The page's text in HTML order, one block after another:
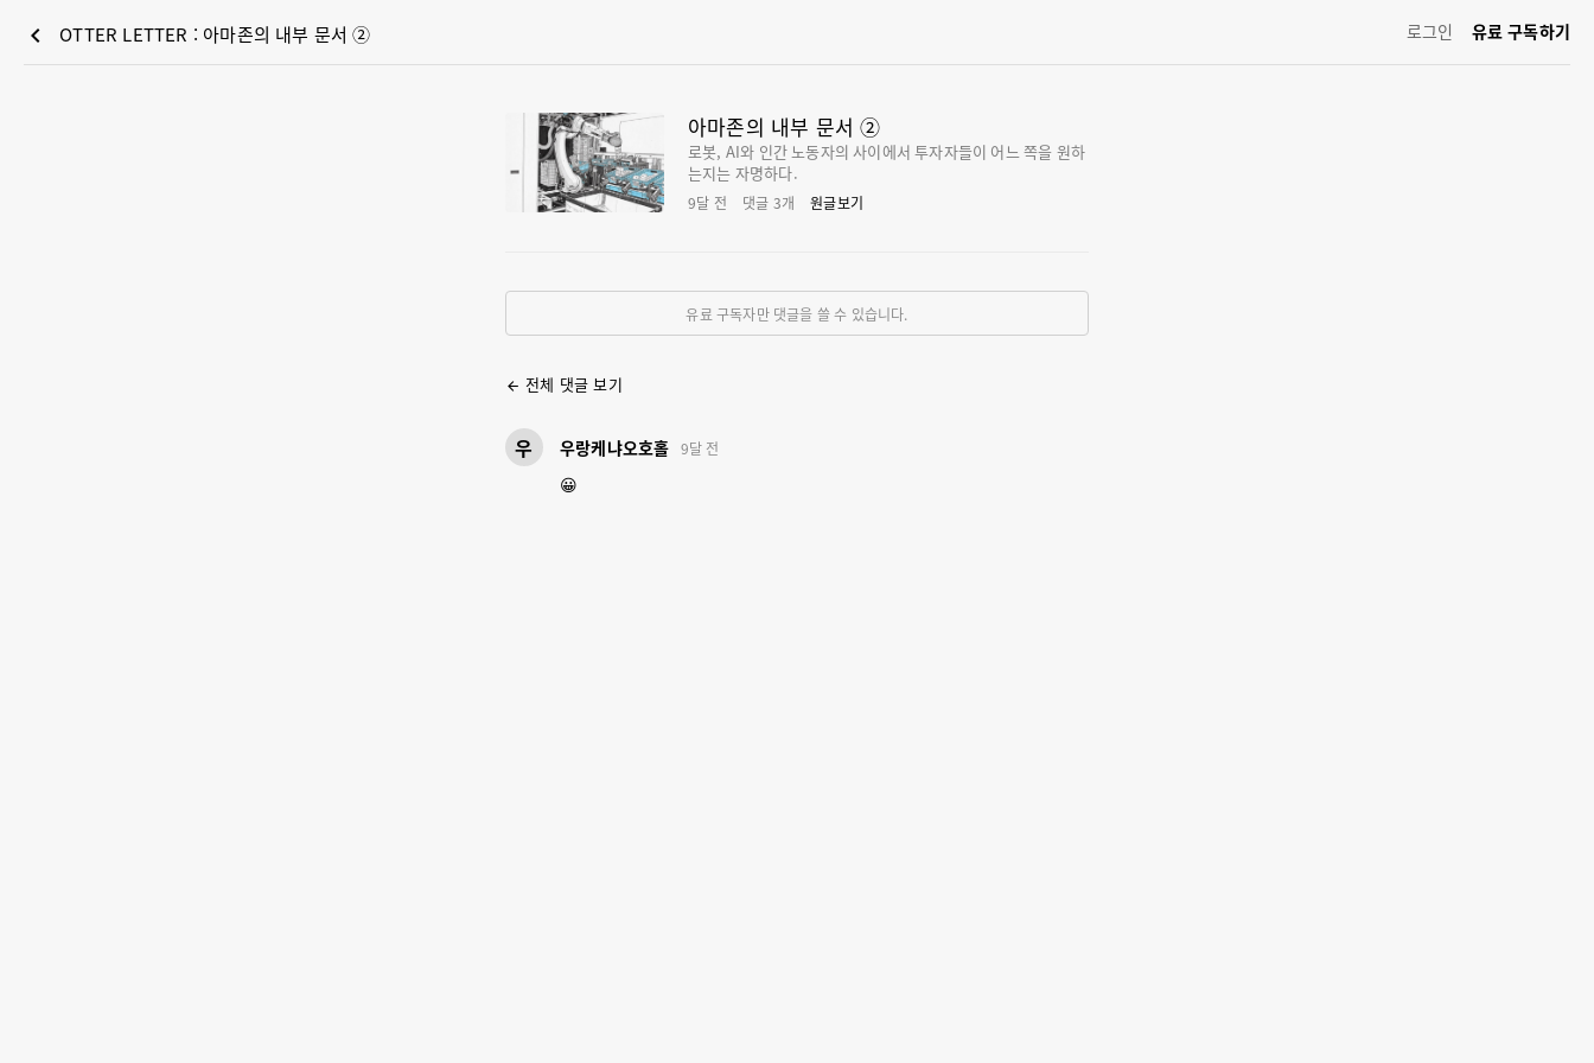
chevron_left OTTER LETTER : 아마존의 내부 문서 ② 로그인 유료 구독하기
아마존의 내부 문서 ②
로봇, AI와 인간 노동자의 사이에서 투자자들이 어느 쪽을 원하
는지는 자명하다.
9달 전 댓글 3개 원글보기
유료 구독자만 댓글을 쓸 수 있습니다.
arrow_back 전체 댓글 보기
우 우랑케냐오호홀 9달 전
😀